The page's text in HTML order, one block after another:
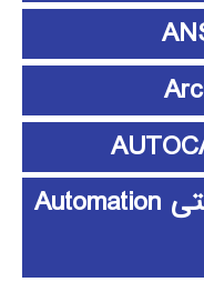
آموزش اتوماسیون صنعتی Automation